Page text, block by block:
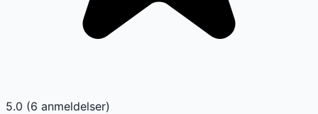
5.0 (6 anmeldelser)